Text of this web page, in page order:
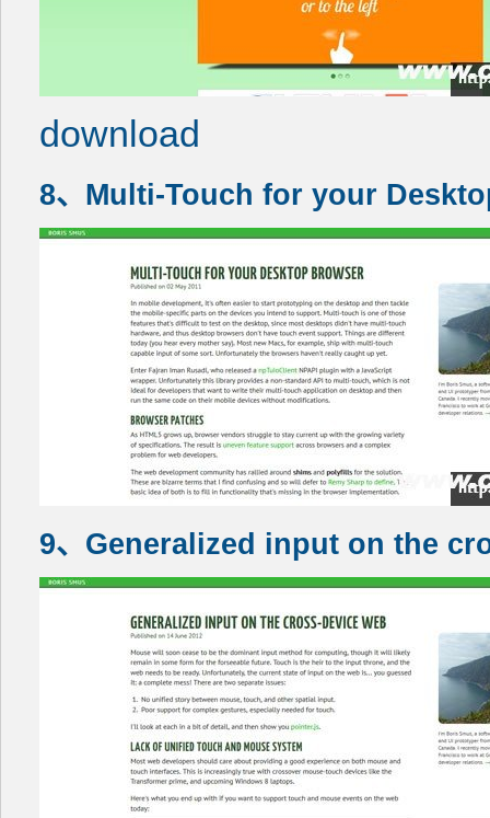
download
8、Multi-Touch for your
9、Generalized input on the